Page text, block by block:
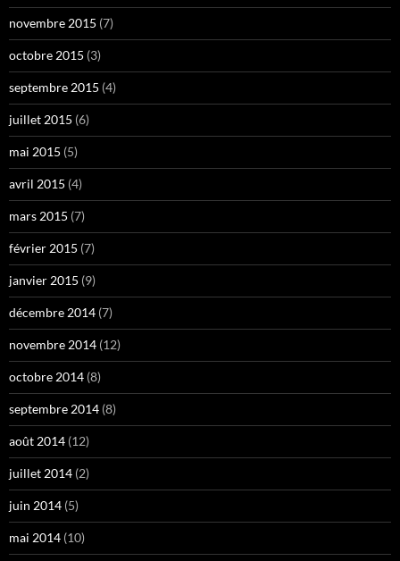
novembre 2015 (7)
octobre 2015 (3)
septembre 2015 (4)
juillet 2015 (6)
mai 2015 (5)
avril 2015 (4)
mars 2015 (7)
février 2015 (7)
janvier 2015 (9)
décembre 2014 (7)
novembre 2014 (12)
octobre 2014 (8)
septembre 2014 (8)
août 2014 (12)
juillet 2014 (2)
juin 2014 (5)
mai 2014 (10)